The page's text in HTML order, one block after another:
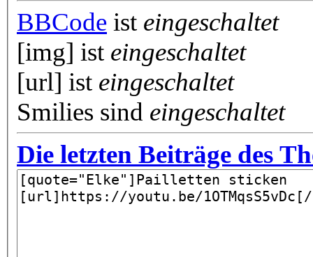
BBCode ist eingeschaltet
[img] ist eingeschaltet
[url] ist eingeschaltet
Smilies sind eingeschaltet
Die letzten Beiträge des